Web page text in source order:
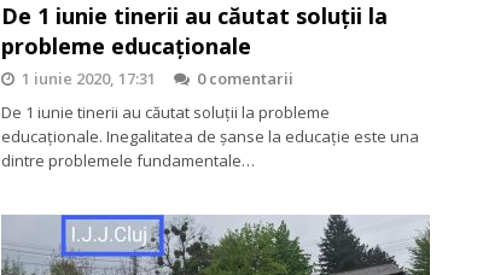
De 1 iunie tinerii au căutat soluții la
probleme educaționale
1 iunie 2020, 17:31
0 comentarii
De 1 iunie tinerii au căutat soluții la probleme
educaționale. Inegalitatea de șanse la educație este una
dintre problemele fundamentale…